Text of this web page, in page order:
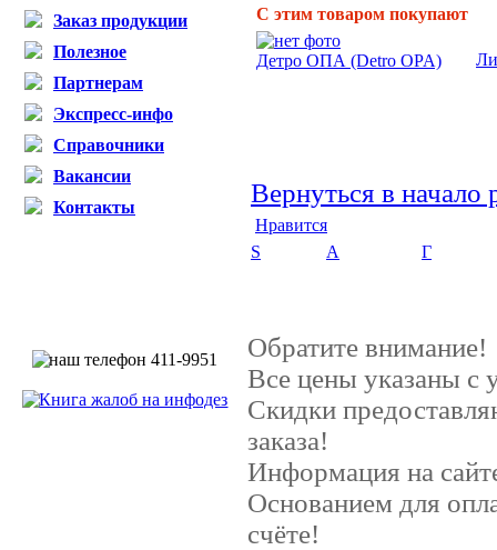
Заказ продукции
Полезное
Партнерам
Экспресс-инфо
Справочники
Вакансии
Контакты
С этим товаром покупают
Детро ОПА (Detro OPA)
Вернуться в начало
Нравится
S
А Г
Обратите внимание!
Все цены указаны
Скидки
заказа!
Информация на
Основанием для
счёте!